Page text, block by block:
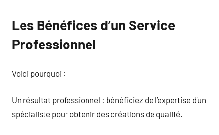
Les Bénéfices d’un Service
Professionnel
Voici pourquoi :
Un résultat professionnel : bénéficiez de l’expertise d’un
spécialiste pour obtenir des créations de qualité.